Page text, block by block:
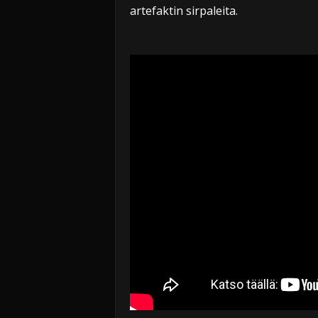
artefaktin sirpaleita.